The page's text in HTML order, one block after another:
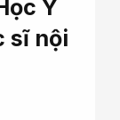
Y
sĩ nội